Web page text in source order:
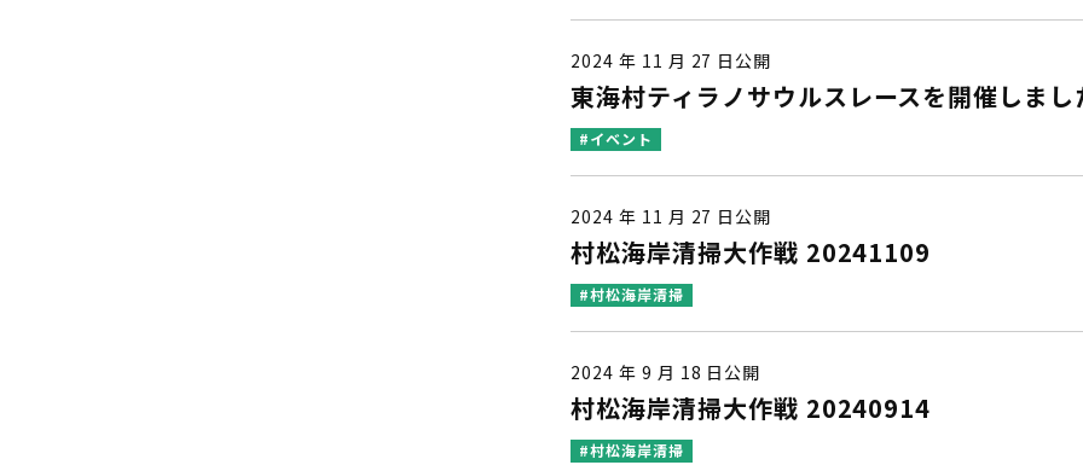
2024 年 11 月 27 日公開
東海村ティラノサウルスレースを開催しまし
#イベント
2024 年 11 月 27 日公開
村松海岸清掃大作戦 20241109
#村松海岸清掃
2024 年 9 月 18 日公開
村松海岸清掃大作戦 20240914
#村松海岸清掃